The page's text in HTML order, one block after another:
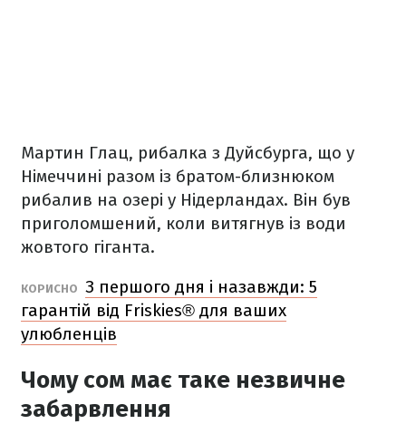
Мартин Глац, рибалка з Дуйсбурга, що у
Німеччині разом із братом-близнюком
рибалив на озері у Нідерландах. Він був
приголомшений, коли витягнув із води
жовтого гіганта.
КОРИСНО З першого дня і назавжди: 5
гарантій від Friskies® для ваших
улюбленців
Чому сом має таке незвичне
забарвлення